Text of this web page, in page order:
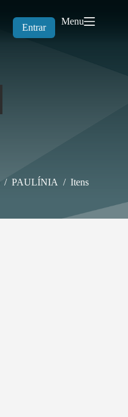
Entrar
Menu
/ PAULÍNIA / Itens